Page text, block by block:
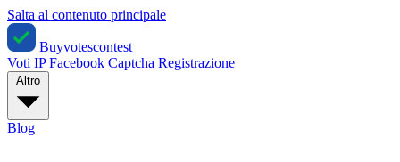
Salta al contenuto principale
Buyvotescontest
Voti IPFacebook Captcha Registrazione
Blog